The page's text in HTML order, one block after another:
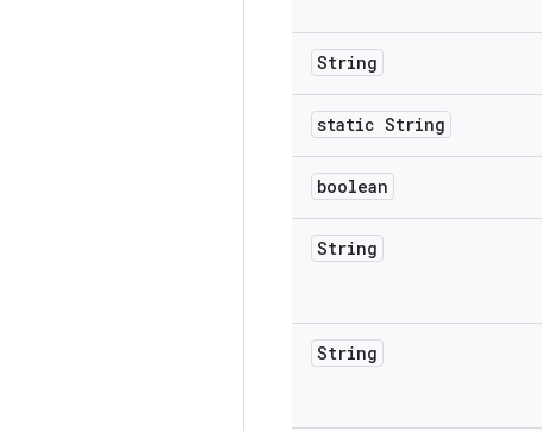
String
static String
boolean
String
String